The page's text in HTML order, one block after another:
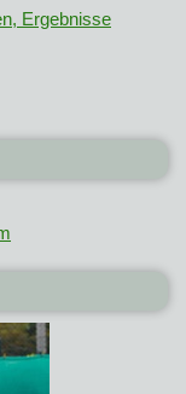
Ergebnisse